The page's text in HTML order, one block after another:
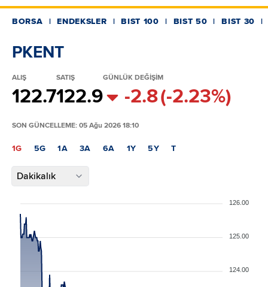
BORSA ENDEKSLER BIST 100 BIST 50 BIST 30
PKENT
ALIŞ
122.7
SATIŞ
122.9
GÜNLÜK DEĞİŞİM
-2.8(-2.23%)
SON GÜNCELLEME: 05 Ağu 2026 18:10
1G 5G 1A 3A 6A 1Y 5Y T
Dakikalık
126.00
125.00
124.00